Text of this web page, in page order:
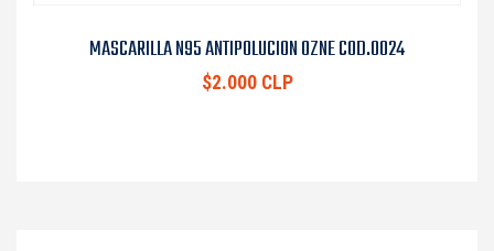
MASCARILLA N95 ANTIPOLUCION OZNE COD.0024
$2.000 CLP